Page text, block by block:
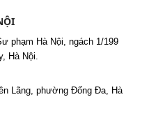
phạm Hà Nội, ngách 1/199
Hà Nội.
Lãng, phường Đống Đa, Hà